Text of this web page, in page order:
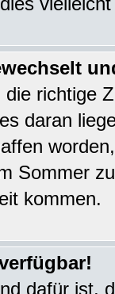
richtige
daran
Sommer
kommen.
dafür ist,